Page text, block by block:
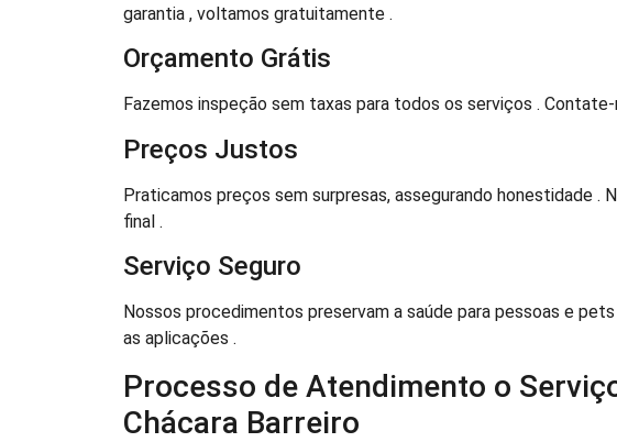
garantia , voltamos gratuitamente .
Orçamento Grátis
Fazemos inspeção sem taxas para todos os serviços .
Preços Justos
Praticamos preços sem surpresas, assegurando honestidade .
final .
Serviço Seguro
Nossos procedimentos preservam a saúde para pessoas e
as aplicações .
Processo de Atendimento o
Chácara Barreiro